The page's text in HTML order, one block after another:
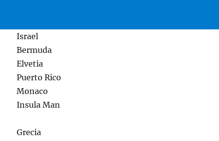
Israel
Bermuda
Elvetia
Puerto Rico
Monaco
Insula Man
Grecia